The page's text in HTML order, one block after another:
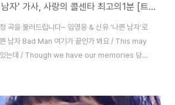
임영웅 & 신유 ‘나쁜 남자’ 가사, 사랑의 콜센타 최고의1분 [트로트 영어로]
곡을 불러드립니다~ 임영웅 & 신유 ‘나쁜 남자’로
쁜 남자 Bad Man 여기가 끝인가 봐요 / This may
는데 / Though we have our memories 당신
and I loved 하늘도 땅도 알아요 / Even the
더 안아 달라 / Embrace me 그 두 눈으로 말하